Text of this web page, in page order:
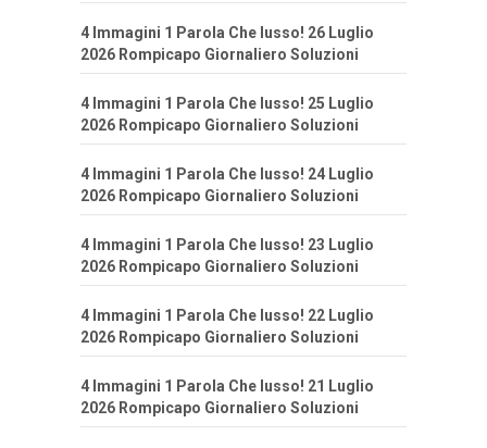
4 Immagini 1 Parola Che lusso! 26 Luglio
2026 Rompicapo Giornaliero Soluzioni
4 Immagini 1 Parola Che lusso! 25 Luglio
2026 Rompicapo Giornaliero Soluzioni
4 Immagini 1 Parola Che lusso! 24 Luglio
2026 Rompicapo Giornaliero Soluzioni
4 Immagini 1 Parola Che lusso! 23 Luglio
2026 Rompicapo Giornaliero Soluzioni
4 Immagini 1 Parola Che lusso! 22 Luglio
2026 Rompicapo Giornaliero Soluzioni
4 Immagini 1 Parola Che lusso! 21 Luglio
2026 Rompicapo Giornaliero Soluzioni